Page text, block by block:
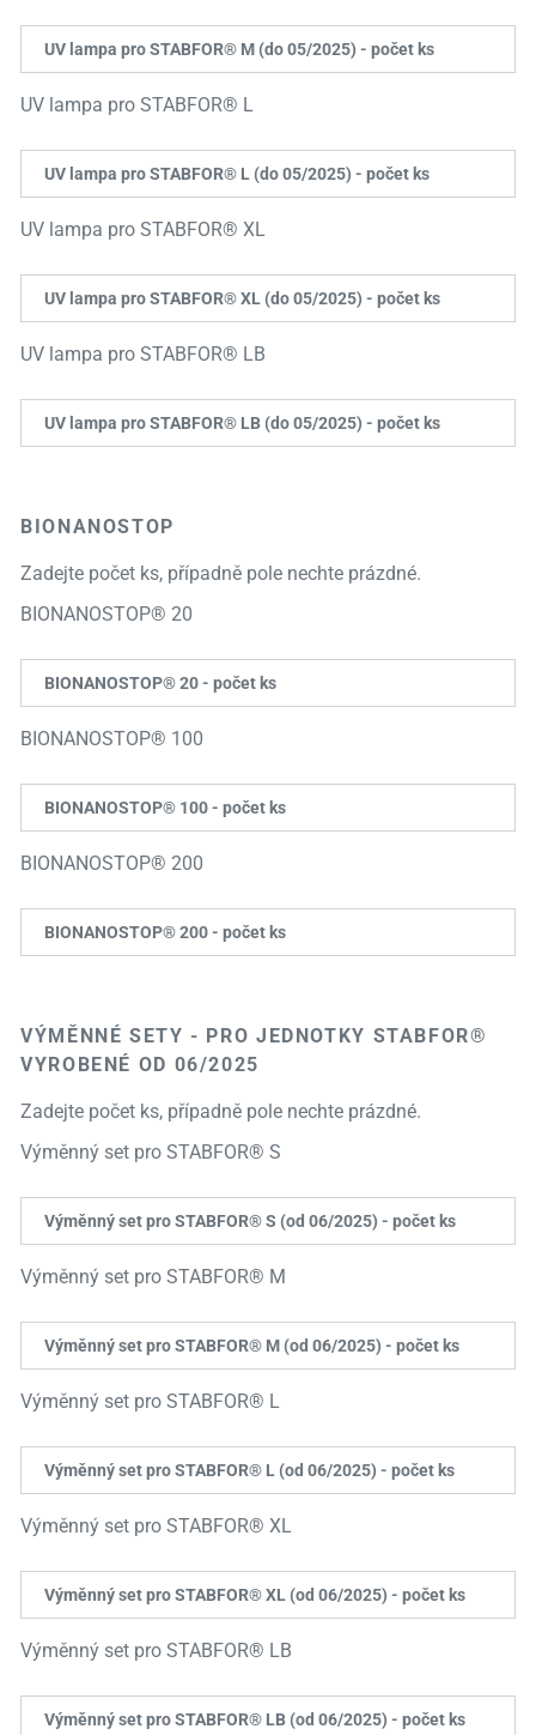
UV lampa pro STABFOR® M (do 05/2025) - počet ks
UV lampa pro STABFOR® L
UV lampa pro STABFOR® L (do 05/2025) - počet ks
UV lampa pro STABFOR® XL
UV lampa pro STABFOR® XL (do 05/2025) - počet ks
UV lampa pro STABFOR® LB
UV lampa pro STABFOR® LB (do 05/2025) - počet ks
BIONANOSTOP
Zadejte počet ks, případně pole nechte prázdné.
BIONANOSTOP® 20
BIONANOSTOP® 20 - počet ks
BIONANOSTOP® 100
BIONANOSTOP® 100 - počet ks
BIONANOSTOP® 200
BIONANOSTOP® 200 - počet ks
VÝMĚNNÉ SETY - PRO JEDNOTKY STABFOR®
VYROBENÉ OD 06/2025
Zadejte počet ks, případně pole nechte prázdné.
Výměnný set pro STABFOR® S
Výměnný set pro STABFOR® S (od 06/2025) - počet ks
Výměnný set pro STABFOR® M
Výměnný set pro STABFOR® M (od 06/2025) - počet ks
Výměnný set pro STABFOR® L
Výměnný set pro STABFOR® L (od 06/2025) - počet ks
Výměnný set pro STABFOR® XL
Výměnný set pro STABFOR® XL (od 06/2025) - počet ks
Výměnný set pro STABFOR® LB
Výměnný set pro STABFOR® LB (od 06/2025) - počet ks